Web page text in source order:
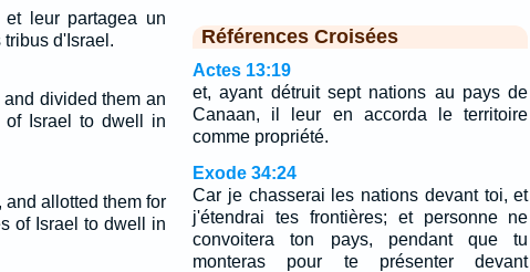
leur partagea un
tribus d'Israel.
divided them an
of Israel to dwell in
and allotted them for
of Israel to dwell in
Références Croisées
Actes 13:19
et, ayant détruit sept nations au pays de
Canaan, il leur en accorda le territoire
comme propriété.
Exode 34:24
Car je chasserai les nations devant toi, et
j'étendrai tes frontières; et personne ne
convoitera ton pays, pendant que tu
monteras pour te présenter devant